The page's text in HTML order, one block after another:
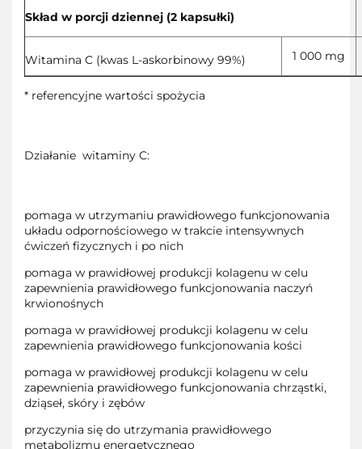
Skład w porcji dziennej (2 kapsułki)
Witamina C (kwas L-askorbinowy 99%) 1 000 mg
* referencyjne wartości spożycia
Działanie witaminy C:
pomaga w utrzymaniu prawidłowego funkcjonowania
układu odpornościowego w trakcie intensywnych
ćwiczeń fizycznych i po nich
pomaga w prawidłowej produkcji kolagenu w celu
zapewnienia prawidłowego funkcjonowania naczyń
krwionośnych
pomaga w prawidłowej produkcji kolagenu w celu
zapewnienia prawidłowego funkcjonowania kości
pomaga w prawidłowej produkcji kolagenu w celu
zapewnienia prawidłowego funkcjonowania chrząstki,
dziąseł, skóry i zębów
przyczynia się do utrzymania prawidłowego
metabolizmu energetycznego